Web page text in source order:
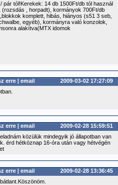
pár tól!Kerekek: 14 db 1500Ft/db tól használ
, horpadt), kormányok 700Ft/db
komplett, hibás, hiányos (s51 3 seb,
egyéb), kormányra való konzolok,
alakítva(MTX idomok
erre | email
2009-03-02 17:27:09
erre | email
2009-02-28 15:59:51
közülük mindegyik jó állapotban van
érd hétköznap 16-óra után vagy hétvégén
erre | email
2009-02-28 13:36:45